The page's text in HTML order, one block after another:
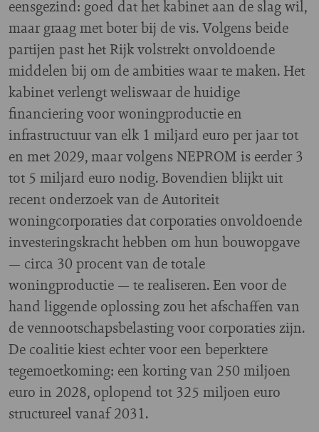
eensgezind: goed dat het kabinet aan de slag wil,
maar graag met boter bij de vis. Volgens beide
partijen past het Rijk volstrekt onvoldoende
middelen bij om de ambities waar te maken. Het
kabinet verlengt weliswaar de huidige
financiering voor woningproductie en
infrastructuur van elk 1 miljard euro per jaar tot
en met 2029, maar volgens NEPROM is eerder 3
tot 5 miljard euro nodig. Bovendien blijkt uit
recent onderzoek van de Autoriteit
woningcorporaties dat corporaties onvoldoende
investeringskracht hebben om hun bouwopgave
— circa 30 procent van de totale
woningproductie — te realiseren. Een voor de
hand liggende oplossing zou het afschaffen van
de vennootschapsbelasting voor corporaties zijn.
De coalitie kiest echter voor een beperktere
tegemoetkoming: een korting van 250 miljoen
euro in 2028, oplopend tot 325 miljoen euro
structureel vanaf 2031.